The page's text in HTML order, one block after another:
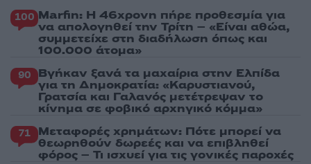
100 Marfin: Η 46χρονη πήρε προθεσμία για
να απολογηθεί την Τρίτη – «Είναι αθώα,
συμμετείχε στη διαδήλωση όπως και
100.000 άτομα»
90 Βγήκαν ξανά τα μαχαίρια στην Ελπίδα
για τη Δημοκρατία: «Καρυστιανού,
Γρατσία και Γαλανός μετέτρεψαν το
κίνημα σε φοβικό αρχηγικό κόμμα»
71 Μεταφορές χρημάτων: Πότε μπορεί να
θεωρηθούν δωρεές και να επιβληθεί
φόρος – Τι ισχυεί για τις γονικές παροχές